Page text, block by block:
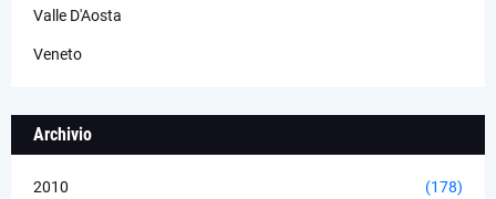
Valle D'Aosta
Veneto
Archivio
2010 (178)